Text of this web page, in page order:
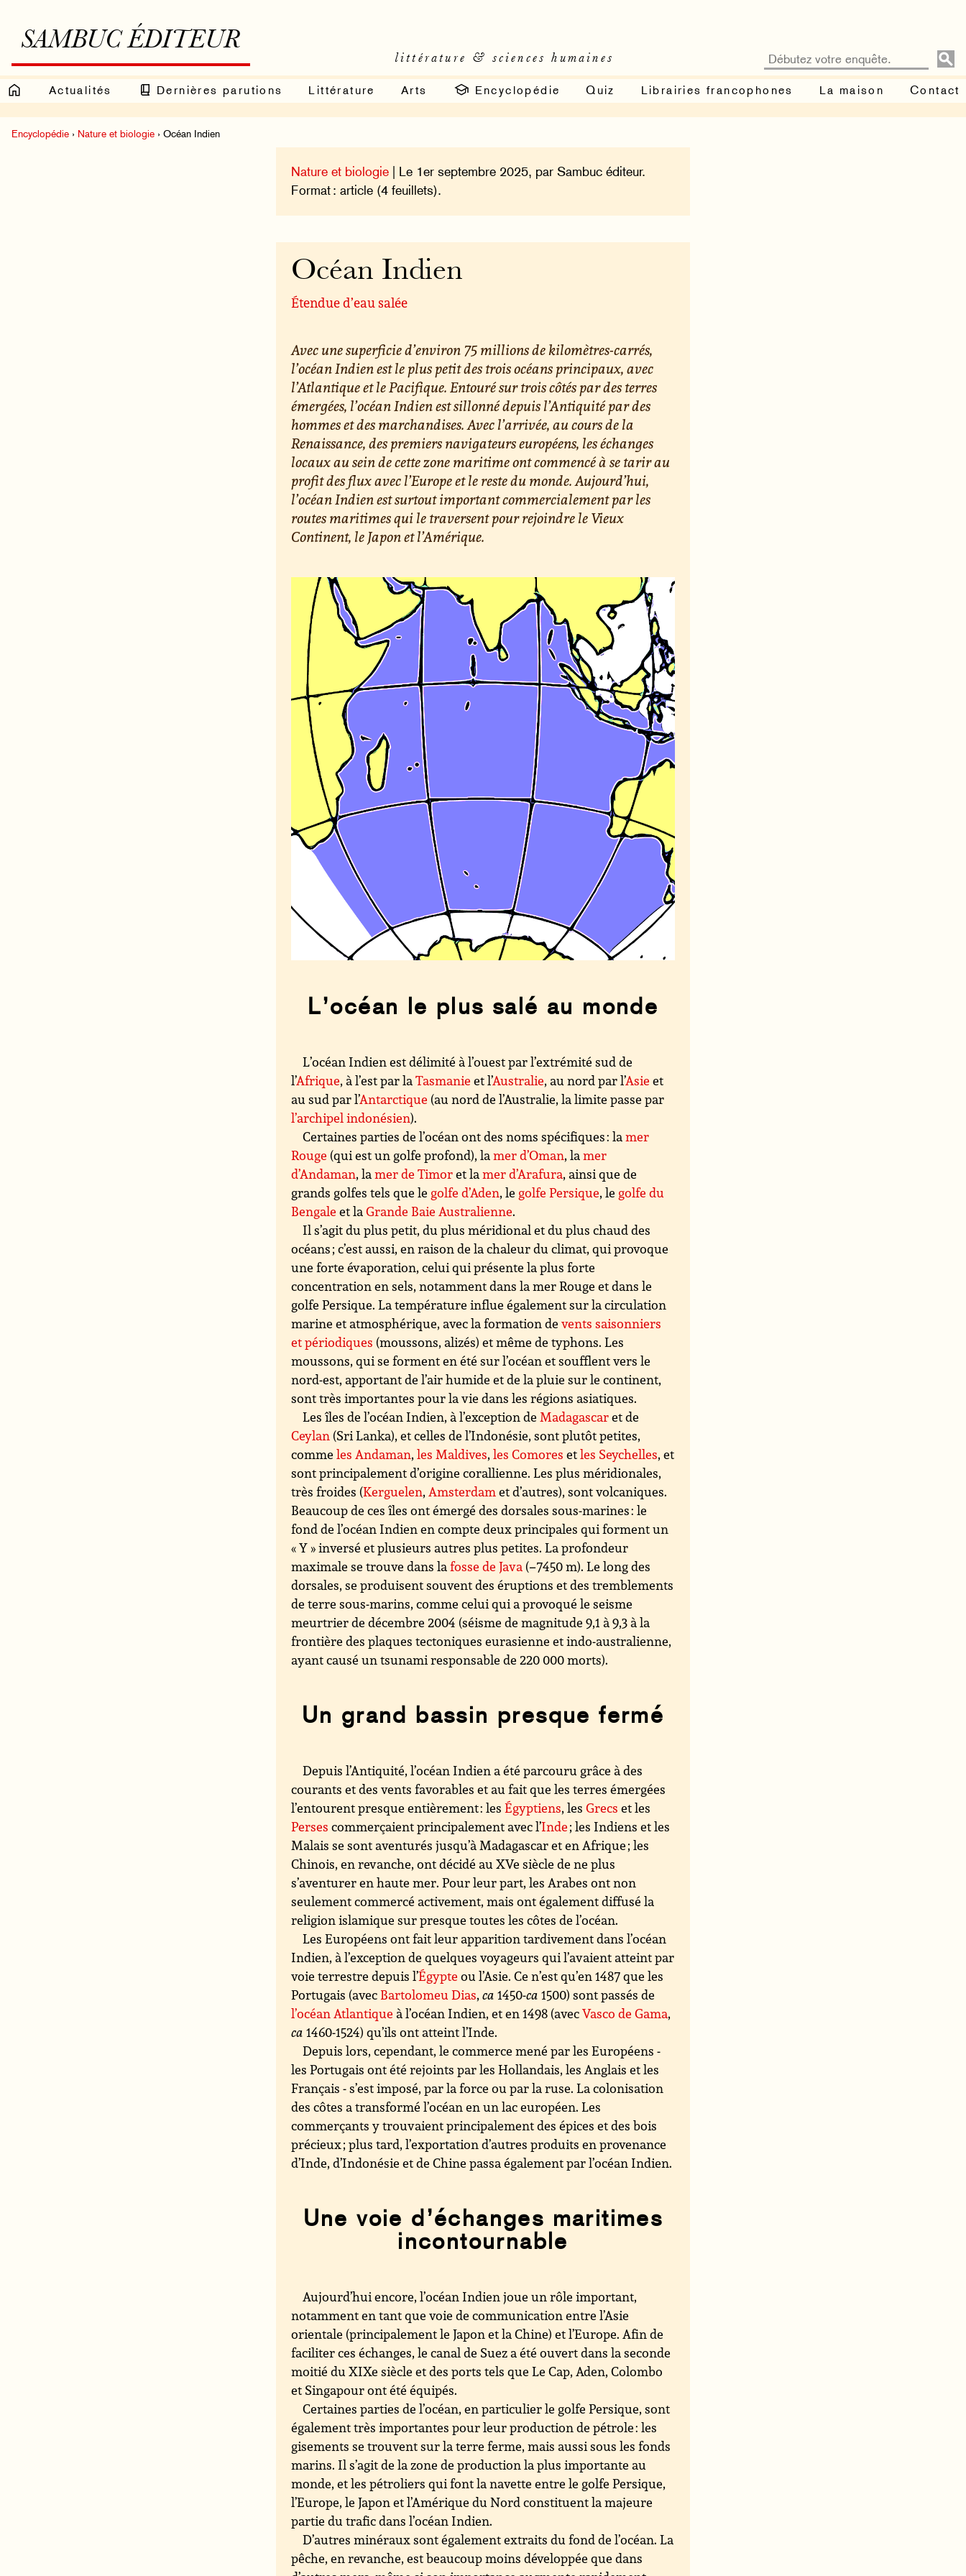
SAMBUC ÉDITEUR
littérature & sciences humaines
Actualités Dernières parutions Littérature Arts Encyclopédie Quiz Librairies francophones La maison Contact
Encyclopédie › Nature et biologie › Océan Indien
Nature et biologie | Le 1er septembre 2025, par Sambuc éditeur.
Format : article (4 feuillets).
Océan Indien
Étendue d’eau salée
Avec une superficie d’environ 75 millions de kilomètres-carrés,
l’océan Indien est le plus petit des trois océans principaux, avec
l’Atlantique et le Pacifique. Entouré sur trois côtés par des terres
émergées, l’océan Indien est sillonné depuis l’Antiquité par des
hommes et des marchandises. Avec l’arrivée, au cours de la
Renaissance, des premiers navigateurs européens, les échanges
locaux au sein de cette zone maritime ont commencé à se tarir au
profit des flux avec l’Europe et le reste du monde. Aujourd’hui,
l’océan Indien est surtout important commercialement par les
routes maritimes qui le traversent pour rejoindre le Vieux
Continent, le Japon et l’Amérique.
L’océan le plus salé au monde
L’océan Indien est délimité à l’ouest par l’extrémité sud de
l’Afrique, à l’est par laTasmanie et l’Australie, au nord par l’Asie et
au sud par l’Antarctique (au nord de l’Australie, la limite passe par
l’archipel indonésien).
Certaines parties de l’océan ont des noms spécifiques : lamer
Rouge (qui est un golfe profond), lamer d’Oman, lamer
d’Andaman, lamer de Timoret lamer d’Arafura, ainsi que de
grands golfes tels que le golfe d’Aden, le golfe Persique, le golfe du
Bengale et laGrande Baie Australienne.
Il s’agit du plus petit, du plus méridional et du plus chaud des
océans ; c’est aussi, en raison de la chaleur du climat, qui provoque
une forte évaporation, celui qui présente la plus forte
concentration en sels, notamment dans la mer Rouge et dans le
golfe Persique. La température influe également sur la circulation
marine et atmosphérique, avec la formation devents saisonniers
et périodiques (moussons, alizés) et même de typhons. Les
moussons, qui se forment en été sur l’océan et soufflent vers le
nord-est, apportant de l’air humide et de la pluie sur le continent,
sont très importantes pour la vie dans les régions asiatiques.
Les îles de l’océan Indien, à l’exception deMadagascaret de
Ceylan (Sri Lanka), et celles de l’Indonésie, sont plutôt petites,
commeles Andaman,les Maldives,les Comores etles Seychelles, et
sont principalement d’origine corallienne. Les plus méridionales,
très froides (Kerguelen,Amsterdamet d’autres), sont volcaniques.
Beaucoup de ces îles ont émergé des dorsales sous-marines : le
fond de l’océan Indien en compte deux principales qui forment un
« Y » inversé et plusieurs autres plus petites. La profondeur
maximale se trouve dans lafosse de Java (−7450 m). Le long des
dorsales, se produisent souvent des éruptions et des tremblements
de terre sous-marins, comme celui qui a provoqué le seisme
meurtrier de décembre 2004 (séisme de magnitude 9,1 à 9,3 à la
frontière des plaques tectoniques eurasienne et indo-australienne,
ayant causé un tsunami responsable de 220 000 morts).
Un grand bassin presque fermé
Depuis l’Antiquité, l’océan Indien a été parcouru grâce à des
courants et des vents favorables et au fait que les terres émergées
l’entourent presque entièrement : lesÉgyptiens, lesGrecs et les
Perses commerçaient principalement avec l’Inde; les Indiens et les
Malais se sont aventurés jusqu’à Madagascar et en Afrique ; les
Chinois, en revanche, ont décidé au XVe siècle de ne plus
s’aventurer en haute mer. Pour leur part, les Arabes ont non
seulement commercé activement, mais ont également diffusé la
religion islamique sur presque toutes les côtes de l’océan.
Les Européens ont fait leur apparition tardivement dans l’océan
Indien, à l’exception de quelques voyageurs qui l’avaient atteint par
voie terrestre depuis l’Égypte ou l’Asie. Ce n’est qu’en 1487 que les
Portugais (avec Bartolomeu Dias,ca 1450-ca 1500) sont passés de
l’océan Atlantique à l’océan Indien, et en 1498 (avecVasco de Gama,
ca 1460-1524) qu’ils ont atteint l’Inde.
Depuis lors, cependant, le commerce mené par les Européens -
les Portugais ont été rejoints par les Hollandais, les Anglais et les
Français - s’est imposé, par la force ou par la ruse. La colonisation
des côtes a transformé l’océan en un lac européen. Les
commerçants y trouvaient principalement des épices et des bois
précieux ; plus tard, l’exportation d’autres produits en provenance
d’Inde, d’Indonésie et de Chine passa également par l’océan Indien.
Une voie d’échanges maritimes
incontournable
Aujourd’hui encore, l’océan Indien joue un rôle important,
notamment en tant que voie de communication entre l’Asie
orientale (principalement le Japon et la Chine) et l’Europe. Afin de
faciliter ces échanges, le canal de Suez a été ouvert dans la seconde
moitié du XIXe siècle et des ports tels que Le Cap, Aden, Colombo
et Singapour ont été équipés.
Certaines parties de l’océan, en particulier le golfe Persique, sont
également très importantes pour leur production de pétrole : les
gisements se trouvent sur la terre ferme, mais aussi sous les fonds
marins. Il s’agit de la zone de production la plus importante au
monde, et les pétroliers qui font la navette entre le golfe Persique,
l’Europe, le Japon et l’Amérique du Nord constituent la majeure
partie du trafic dans l’océan Indien.
D’autres minéraux sont également extraits du fond de l’océan. La
pêche, en revanche, est beaucoup moins développée que dans